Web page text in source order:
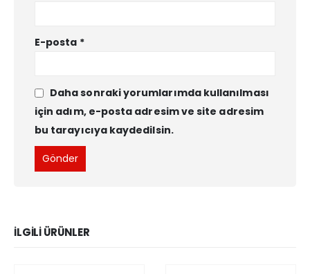
E-posta *
Daha sonraki yorumlarımda kullanılması
için adım, e-posta adresim ve site adresim
bu tarayıcıya kaydedilsin.
İLGILI ÜRÜNLER